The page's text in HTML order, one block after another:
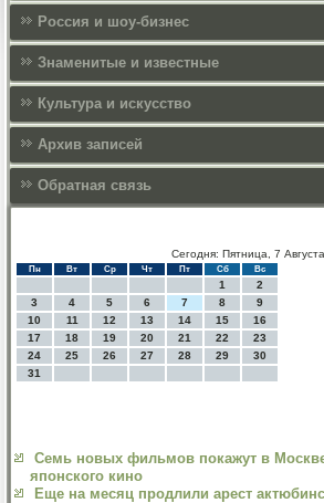
Россия и шоу-бизнес
Знаменитые и известные
Культура и искусcтво
Архив записей
Обратная связь
Сегодня: Пятница, 7 Августа
Пн Вт Ср Чт Пт Сб Вс
1
2
3
4 5 6 7 8
9
10
11 12 13 14 15
16
17
18 19 20 21 22
23
24
25 26 27 28 29
30
31
Семь новых фильмов покажут в
японского кино
Еще на месяц продлили арест